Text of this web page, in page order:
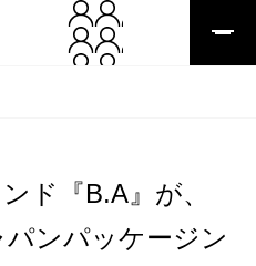
ド『B.A』が、
ンパッケージン